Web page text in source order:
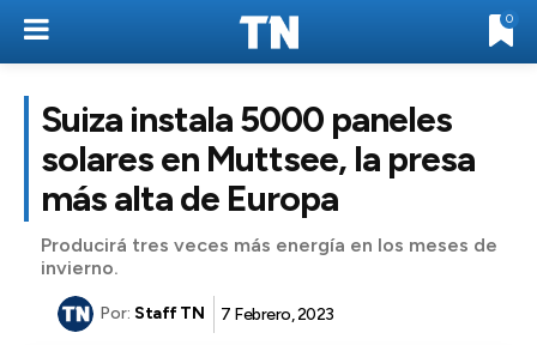
0
Suiza instala 5000 paneles
solares en Muttsee, la presa
más alta de Europa
Producirá tres veces más energía en los meses de
invierno.
Por: Staff TN 7 Febrero, 2023